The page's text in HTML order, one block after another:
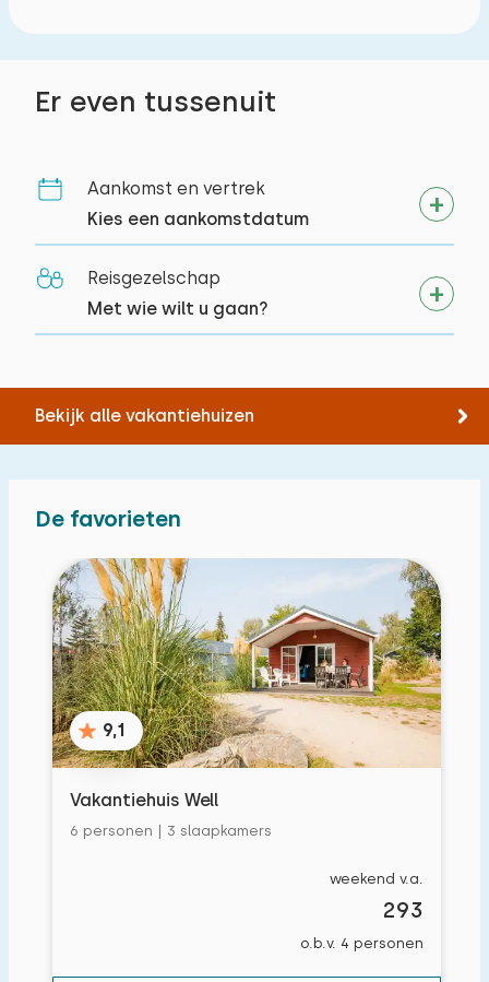
Er even tussenuit
Aankomst en vertrek
Kies een aankomstdatum
Reisgezelschap
Met wie wilt u gaan?
Bekijk alle vakantiehuizen
De favorieten
9,1
Vakantiehuis Well
6 personen | 3 slaapkamers
weekend v.a.
293
o.b.v. 4 personen